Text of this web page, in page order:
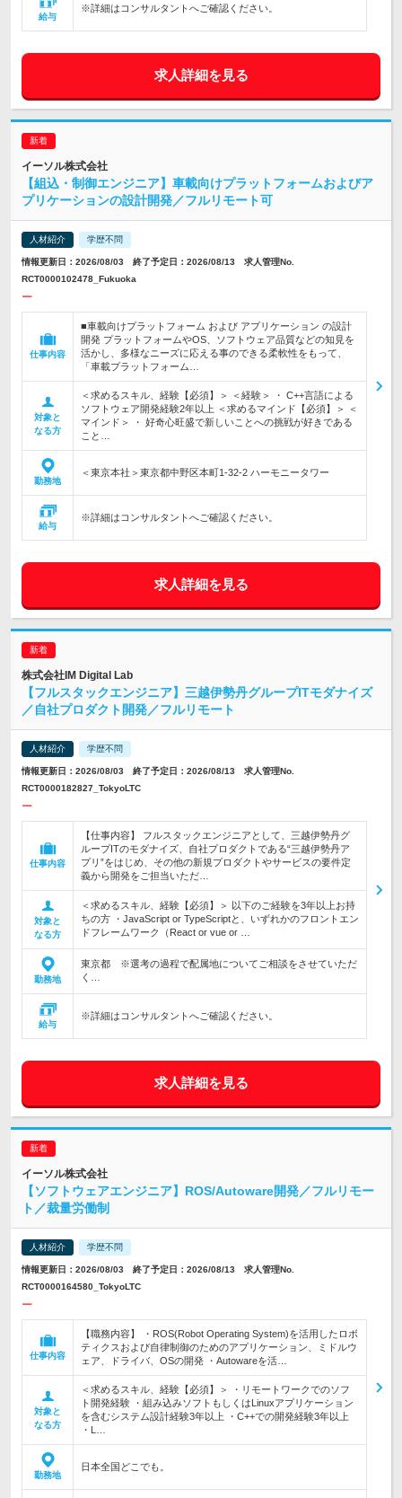
給与
※詳細はコンサルタントへご確認ください。
求人詳細を見る
イーソル株式会社
【組込・制御エンジニア】車載向けプラットフォームおよびア
プリケーションの設計開発／フルリモート可
人材紹介 学歴不問
情報更新日：2026/08/03 終了予定日：2026/08/13 求人管理No.
RCT0000102478_Fukuoka
ー
仕事内容
■車載向けプラットフォーム および アプリケーション の設計
開発 プラットフォームやOS、ソフトウェア品質などの知見を
活かし、多様なニーズに応える事のできる柔軟性をもって、
「車載プラットフォーム…
対象と
なる方
＜求めるスキル、経験【必須】＞ ＜経験＞ ・ C++言語による
ソフトウェア開発経験2年以上 ＜求めるマインド【必須】＞ ＜
マインド＞ ・ 好奇心旺盛で新しいことへの挑戦が好きである
こと…
勤務地
＜東京本社＞東京都中野区本町1-32-2 ハーモニータワー
給与
※詳細はコンサルタントへご確認ください。
求人詳細を見る
株式会社IM Digital Lab
【フルスタックエンジニア】三越伊勢丹グループITモダナイズ
／自社プロダクト開発／フルリモート
人材紹介 学歴不問
情報更新日：2026/08/03 終了予定日：2026/08/13 求人管理No.
RCT0000182827_TokyoLTC
ー
仕事内容
【仕事内容】 フルスタックエンジニアとして、三越伊勢丹グ
ループITのモダナイズ、自社プロダクトである“三越伊勢丹ア
プリ”をはじめ、その他の新規プロダクトやサービスの要件定
義から開発をご担当いただ…
対象と
なる方
＜求めるスキル、経験【必須】＞ 以下のご経験を3年以上お持
ちの方 ・JavaScript or TypeScriptと、いずれかのフロントエン
ドフレームワーク（React or vue or …
勤務地
東京都 ※選考の過程で配属地についてご相談をさせていただ
く…
給与
※詳細はコンサルタントへご確認ください。
求人詳細を見る
イーソル株式会社
【ソフトウェアエンジニア】ROS/Autoware開発／フルリモー
ト／裁量労働制
人材紹介 学歴不問
情報更新日：2026/08/03 終了予定日：2026/08/13 求人管理No.
RCT0000164580_TokyoLTC
ー
仕事内容
【職務内容】 ・ROS(Robot Operating System)を活用したロボ
ティクスおよび自律制御のためのアプリケーション、ミドルウ
ェア、ドライバ、OSの開発 ・Autowareを活…
対象と
なる方
＜求めるスキル、経験【必須】＞ ・リモートワークでのソフ
ト開発経験 ・組み込みソフトもしくはLinuxアプリケーション
を含むシステム設計経験3年以上 ・C++での開発経験3年以上
・L…
勤務地
日本全国どこでも。